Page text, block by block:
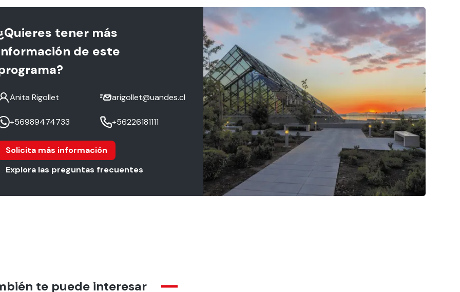
tener más
de este
Anita Rigollet arigollet@uandes.cl
+56989474733 +56226181111
Solicita más información
Explora las preguntas frecuentes
te puede interesar